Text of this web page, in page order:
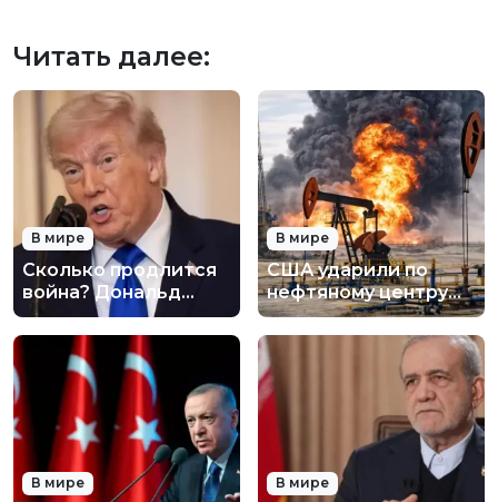
Читать далее:
В мире
Сколько продлится
война? Дональд
Трамп сделал новое
заявление по Ирану
В мире
США ударили по
нефтяному центру
Ирана: нефть горит
В мире В мире